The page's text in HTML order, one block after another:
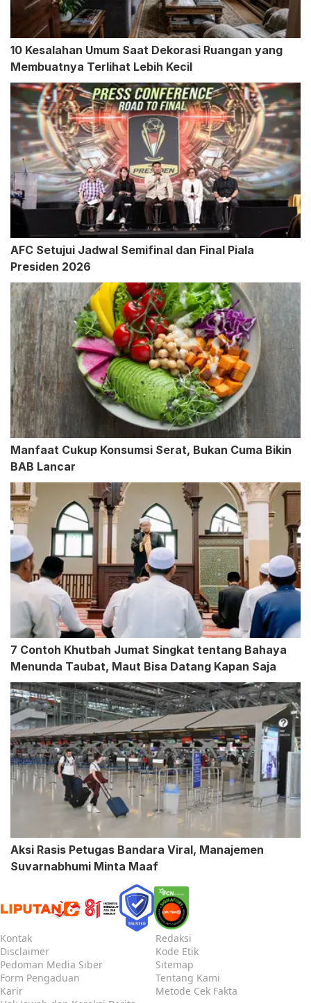
10 Kesalahan Umum Saat Dekorasi Ruangan yang
Membuatnya Terlihat Lebih Kecil
AFC Setujui Jadwal Semifinal dan Final Piala
Presiden 2026
Manfaat Cukup Konsumsi Serat, Bukan Cuma Bikin
BAB Lancar
7 Contoh Khutbah Jumat Singkat tentang Bahaya
Menunda Taubat, Maut Bisa Datang Kapan Saja
Aksi Rasis Petugas Bandara Viral, Manajemen
Suvarnabhumi Minta Maaf
Kontak
Redaksi
Disclaimer
Kode Etik
Pedoman Media Siber
Sitemap
Form Pengaduan
Tentang Kami
Karir
Metode Cek Fakta